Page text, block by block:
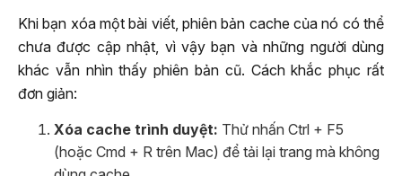
Khi bạn xóa một bài viết, phiên bản cache của nó có thể
chưa được cập nhật, vì vậy bạn và những người dùng
khác vẫn nhìn thấy phiên bản cũ. Cách khắc phục rất
đơn giản:
Xóa cache trình duyệt: Thử nhấn Ctrl + F5
(hoặc Cmd + R trên Mac) để tải lại trang mà không